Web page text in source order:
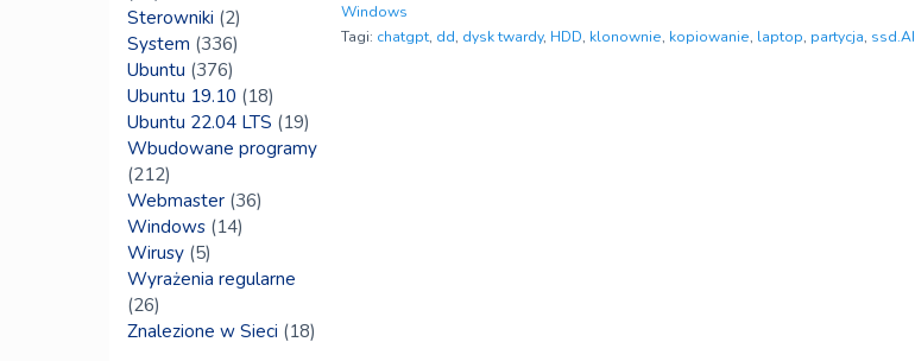
Windows
Tagi: chatgpt, dd, dysk twardy, HDD, klonownie, kopiowanie, laptop, partycja, ssd.AI
Sterowniki (2)
System (336)
Ubuntu (376)
Ubuntu 19.10 (18)
Ubuntu 22.04 LTS (19)
Wbudowane programy
(212)
Webmaster (36)
Windows (14)
Wirusy (5)
Wyrażenia regularne
(26)
Znalezione w Sieci (18)